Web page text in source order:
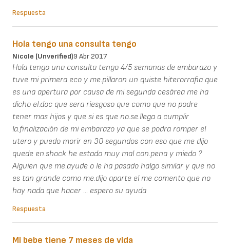
Respuesta
Hola tengo una consulta tengo
Nicole (unverified)9 Abr 2017
Hola tengo una consulta tengo 4/5 semanas de embarazo y
tuve mi primera eco y me.pillaron un quiste hiterorrafia que
es una apertura por causa de mi segunda cesárea me ha
dicho el.doc que sera riesgoso que como que no podre
tener mas hijos y que si es que no.se.llega a cumplir
la.finalización de mi embarazo ya que se podra romper el
utero y puedo morir en 30 segundos con eso que me dijo
quede en.shock he estado muy mal con.pena y miedo ?
Alguien que me.ayude o le ha pasado halgo similar y que no
es tan grande como me.dijo aparte el me comento que no
hay nada que hacer ... espero su ayuda
Respuesta
Mi bebe tiene 7 meses de vida